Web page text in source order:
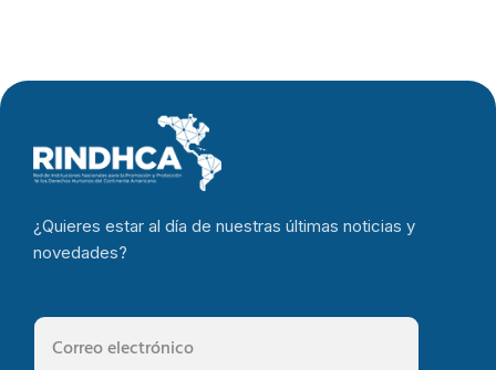
¿Quieres estar al día de nuestras últimas noticias y
novedades?